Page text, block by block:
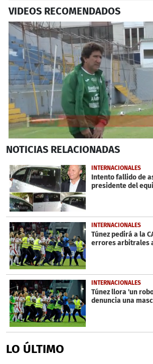
VIDEOS RECOMENDADOS
seconds
51
seconds
NOTICIAS RELACIONADAS
INTERNACIONALES
Intento fallido de
presidente del
INTERNACIONALES
Túnez pedirá a la
errores arbitrales
INTERNACIONALES
Túnez llora 'un
denuncia una
LO ÚLTIMO